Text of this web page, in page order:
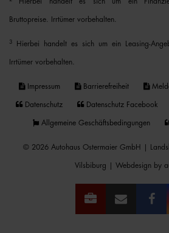
Bruttopreise. Irrtümer vorbehalten.
3 Hierbei handelt es sich um ein Leasing-
Irrtümer vorbehalten.
Impressum Barrierefreiheit
Datenschutz Datenschutz Facebook
Allgemeine Geschäftsbedingungen
© 2026 Autohaus Ostermaier GmbH |
Vilsbiburg | Webdesign by